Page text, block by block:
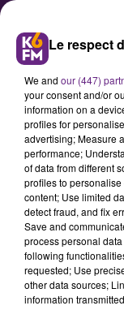
Le trafic
coupé ce
Dijon /
En raison
sera
Le respect
We and our (447)
your consent and/or
information on a
profiles for
advertising; Measure
performance;
of data from different
profiles to
content; Use limited
detect fraud, and fix
Save and
process personal
following
requested; Use
other data sources;
information